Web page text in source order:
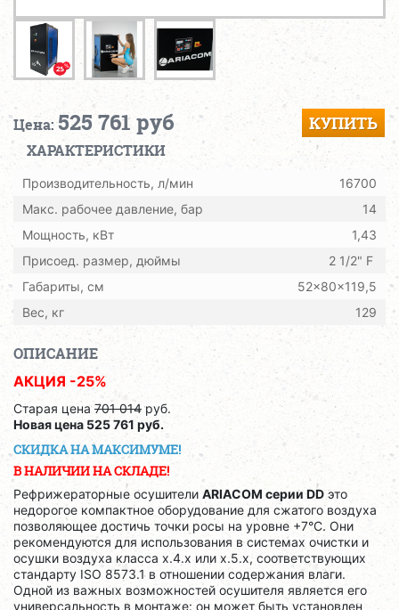
Цена:525 761 руб КУПИТЬ
ХАРАКТЕРИСТИКИ
Производительность, л/мин
16700
Макс. рабочее давление, бар
14
Мощность, кВт
1,43
Присоед. размер, дюймы
2 1/2" F
Габариты, см
52x80x119,5
Вес, кг
129
ОПИСАНИЕ
АКЦИЯ -25%
Старая цена701 014руб.
Новая цена 525 761 руб.
СКИДКА НА МАКСИМУМЕ!
В НАЛИЧИИ НА СКЛАДЕ!
Рефрижераторные осушители ARIACOM серии DDэто
недорогое компактное оборудование для сжатого воздуха
позволяющее достичь точки росы на уровне +7°С. Они
рекомендуются для использования в системах очистки и
осушки воздуха класса x.4.x или x.5.x, соответствующих
стандарту ISO 8573.1 в отношении содержания влаги.
Одной из важных возможностей осушителя является его
универсальность в монтаже: он может быть установлен